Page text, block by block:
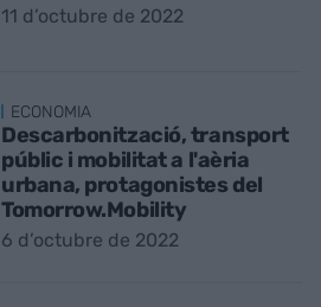
11 d’octubre de 2022
ECONOMIA
Descarbonització, transport
públic i mobilitat a l'aèria
urbana, protagonistes del
Tomorrow.Mobility
6 d’octubre de 2022